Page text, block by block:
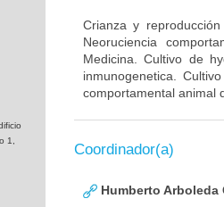
1,
Crianza y
Neoruciencia
Medicina. Cultivo de
inmunogenetica.
comportamental animal
Coordinador(a)
Humberto Arboleda